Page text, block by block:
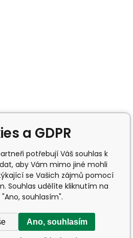
a GDPR
potřebují Váš souhlas k
aby Vám mimo jiné mohli
se Vašich zájmů pomocí
Souhlas udělíte kliknutím na
souhlasím".
Ano, souhlasím